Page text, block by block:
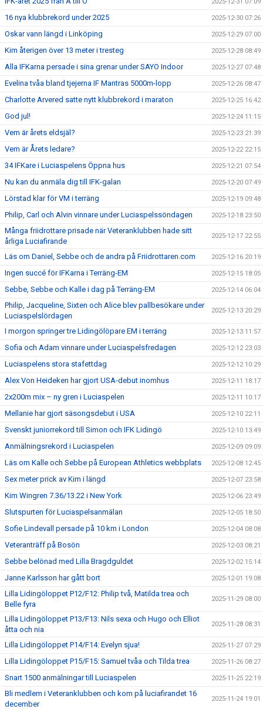
16 nya klubbrekord under 2025 2025-12-30 07:26
Oskar vann längd i Linköping 2025-12-29 07:00
Kim återigen över 13 meter i tresteg 2025-12-28 08:49
Alla IFKarna persade i sina grenar under SAYO Indoor 2025-12-27 07:48
Evelina tvåa bland tjejerna IF Mantras 5000m-lopp 2025-12-26 08:47
Charlotte Arvered satte nytt klubbrekord i maraton 2025-12-25 16:42
God jul! 2025-12-24 11:15
Vem är årets eldsjäl? 2025-12-23 21:39
Vem är Årets ledare? 2025-12-22 22:15
34 IFKare i Luciaspelens Öppna hus 2025-12-21 07:54
Nu kan du anmäla dig till IFK-galan 2025-12-20 07:49
Lörstad klar för VM i terräng 2025-12-19 09:48
Philip, Carl och Alvin vinnare under Luciaspelssöndagen 2025-12-18 23:50
Många friidrottare prisade när Veteranklubben hade sitt
årliga Luciafirande
2025-12-17 22:55
Läs om Daniel, Sebbe och de andra på Friidrottaren.com 2025-12-16 20:19
Ingen succé för IFKarna i Terräng-EM 2025-12-15 18:05
Sebbe, Sebbe och Kalle i dag på Terräng-EM 2025-12-14 06:04
Philip, Jacqueline, Sixten och Alice blev pallbesökare under
Luciaspelslördagen
2025-12-13 20:29
I morgon springer tre Lidingölöpare EM i terräng 2025-12-13 11:57
Sofia och Adam vinnare under Luciaspelsfredagen 2025-12-12 23:03
Luciaspelens stora stafettdag 2025-12-12 10:29
Alex Von Heideken har gjort USA-debut inomhus 2025-12-11 18:17
2x200m mix – ny gren i Luciaspelen 2025-12-11 10:17
Mellanie har gjort säsongsdebut i USA 2025-12-10 22:11
Svenskt juniorrekord till Simon och IFK Lidingö 2025-12-10 13:49
Anmälningsrekord i Luciaspelen 2025-12-09 09:09
Läs om Kalle och Sebbe på European Athletics webbplats 2025-12-08 12:45
Sex meter prick av Kim i längd 2025-12-07 23:58
Kim Wingren 7.36/13.22 i New York 2025-12-06 23:49
Slutspurten för Luciaspelsanmälan 2025-12-05 18:50
Sofie Lindevall persade på 10 km i London 2025-12-04 08:08
Veteranträff på Bosön 2025-12-03 08:21
Sebbe belönad med Lilla Bragdguldet 2025-12-02 15:14
Janne Karlsson har gått bort 2025-12-01 19:08
Lilla Lidingöloppet P12/F12: Philip två, Matilda trea och
Belle fyra
2025-11-29 08:00
Lilla Lidingöloppet P13/F13: Nils sexa och Hugo och Elliot
åtta och nia
2025-11-28 08:31
Lilla Lidingöloppet P14/F14: Evelyn sjua! 2025-11-27 07:29
Lilla Lidingöloppet P15/F15: Samuel tvåa och Tilda trea 2025-11-26 08:27
Snart 1500 anmälningar till Luciaspelen 2025-11-25 22:19
Bli medlem i Veteranklubben och kom på luciafirandet 16
december
2025-11-24 19:01